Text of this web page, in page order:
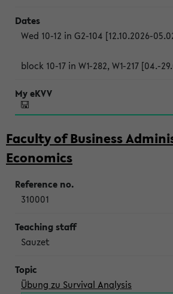
Wed 10-12 in G2-104 [12.10.2026-
block 10-17 in W1-282, W1-217 [04.-
Faculty of Business
Economics
310001
Sauzet
Übung zu Survival Analysis